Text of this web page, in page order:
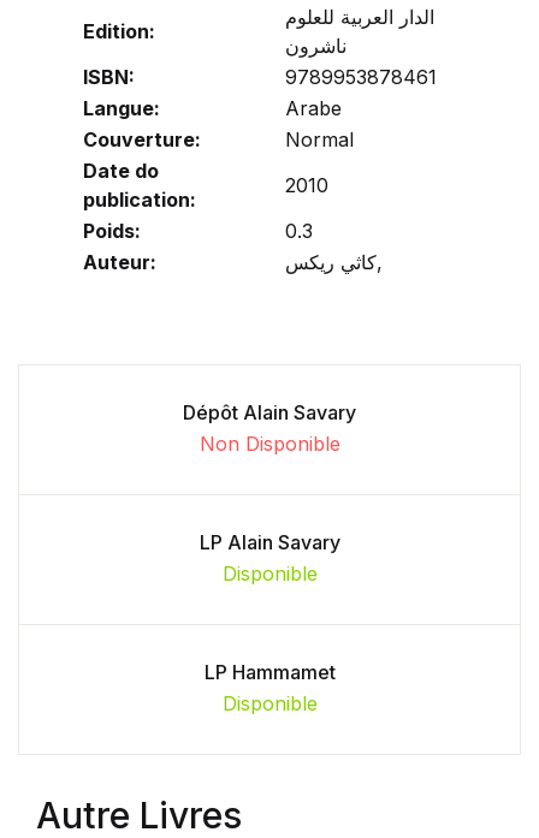
Edition:
الدار العربية للعلوم
ناشرون
ISBN:
9789953878461
Langue:
Arabe
Couverture:
Normal
Date do
publication:
2010
Poids:
0.3
Auteur:
كاثي ريكس,
Dépôt Alain Savary
Non Disponible
LP Alain Savary
Disponible
LP Hammamet
Disponible
Autre Livres